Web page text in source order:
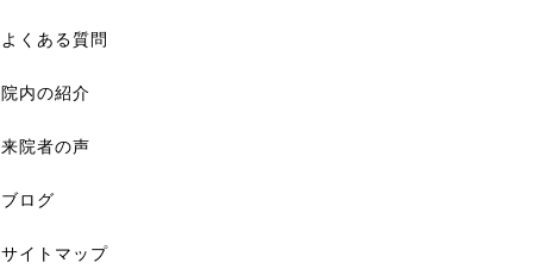
よくある質問
院内の紹介
来院者の声
ブログ
サイトマップ